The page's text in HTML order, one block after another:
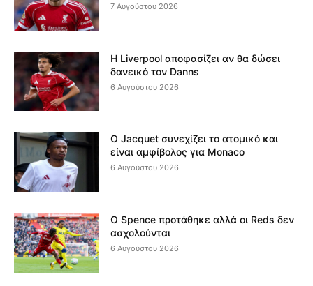
7 Αυγούστου 2026
Η Liverpool αποφασίζει αν θα δώσει
δανεικό τον Danns
6 Αυγούστου 2026
Ο Jacquet συνεχίζει το ατομικό και
είναι αμφίβολος για Monaco
6 Αυγούστου 2026
Ο Spence προτάθηκε αλλά οι Reds δεν
ασχολούνται
6 Αυγούστου 2026